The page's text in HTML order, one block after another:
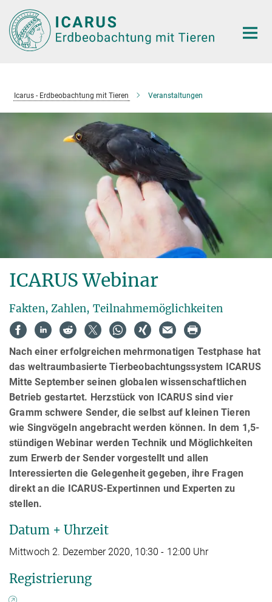
Hauptinhalt
Icarus - Erdbeobachtung mit Tieren Veranstaltungen
ICARUS Webinar
Fakten, Zahlen, Teilnahmemöglichkeiten
Nach einer erfolgreichen mehrmonatigen Testphase hat
das weltraumbasierte Tierbeobachtungssystem ICARUS
Mitte September seinen globalen wissenschaftlichen
Betrieb gestartet. Herzstück von ICARUS sind vier
Gramm schwere Sender, die selbst auf kleinen Tieren
wie Singvögeln angebracht werden können. In dem 1,5-
stündigen Webinar werden Technik und Möglichkeiten
zum Erwerb der Sender vorgestellt und allen
Interessierten die Gelegenheit gegeben, ihre Fragen
direkt an die ICARUS-Expertinnen und Experten zu
stellen.
Datum + Uhrzeit
Mittwoch 2. Dezember 2020, 10:30 - 12:00 Uhr
Registrierung